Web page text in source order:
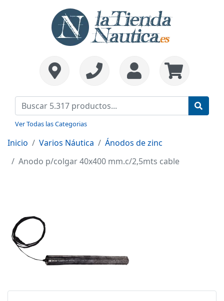
Ver Todas las Categorias
Inicio Varios Náutica
Ánodos de zinc
Anodo p/colgar 40x400 mm.c/2,5mts cable